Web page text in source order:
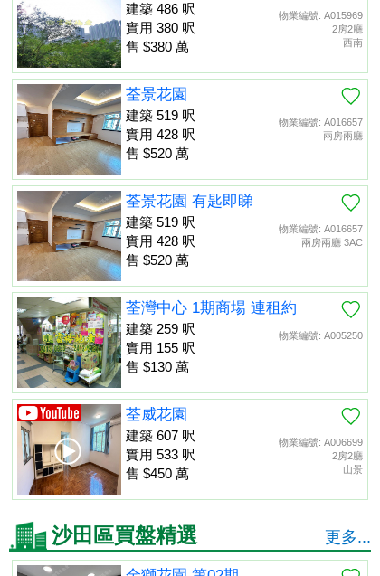
物業編號: A015969
2房2廳
西南
建築 486 呎
實用 380 呎
售 $380 萬
物業編號: A016657
兩房兩廳
荃景花園
建築 519 呎
實用 428 呎
售 $520 萬
物業編號: A016657
兩房兩廳 3AC
荃景花園 有匙即睇
建築 519 呎
實用 428 呎
售 $520 萬
物業編號: A005250
荃灣中心 1期商場 連租約
建築 259 呎
實用 155 呎
售 $130 萬
物業編號: A006699
2房2廳
山景
荃威花園
建築 607 呎
實用 533 呎
售 $450 萬
沙田區買盤精選 更多...